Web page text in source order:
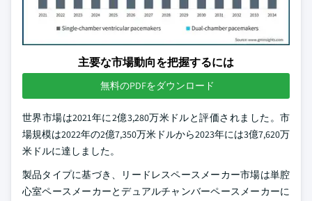
主要な市場動向を把握するには
無料のPDFをダウンロード
世界市場は2021年に2億3,280万米ドルと評価されました。市
場規模は2022年の2億7,350万米ドルから2023年には3億7,620万
米ドルに達しました。
製品タイプに基づき、リードレスペースメーカー市場は単腔
心室ペースメーカーとデュアルチャンバーペースメーカーに